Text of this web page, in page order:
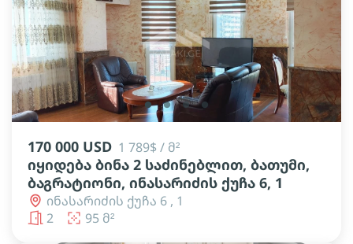
lens lens lens lens
170 000 USD 1 789$ / მ²
იყიდება ბინა 2 საძინებლით, ბათუმი,
ბაგრატიონი, ინასარიძის ქუჩა 6, 1
ინასარიძის ქუჩა 6 , 1
2
95 მ²